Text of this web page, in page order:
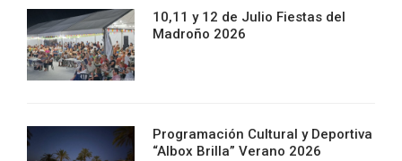
10,11 y 12 de Julio Fiestas del
Madroño 2026
Programación Cultural y Deportiva
“Albox Brilla” Verano 2026